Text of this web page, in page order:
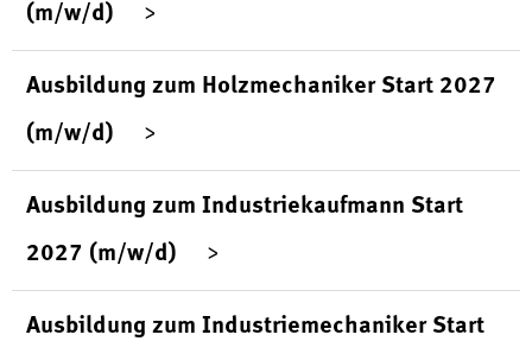
(m/w/d)
Ausbildung zum Holzmechaniker Start 2027
(m/w/d)
Ausbildung zum Industriekaufmann Start
2027 (m/w/d)
Ausbildung zum Industriemechaniker Start